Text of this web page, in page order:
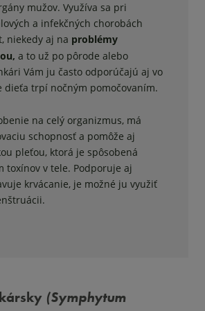
mužov. Využíva sa pri
a infekčných chorobách
niekedy aj na problémy
a to už po pôrode alebo
Vám ju často odporúčajú aj vo
dieťa trpí nočným pomočovaním.
na celý organizmus, má
schopnosť a pomôže aj
pleťou, ktorá je spôsobená
toxínov v tele. Podporuje aj
krvácanie, je možné ju využiť
(Symphytum